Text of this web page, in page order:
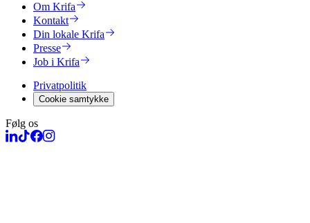
Om Krifa
Kontakt
Din lokale Krifa
Presse
Job i Krifa
Privatpolitik
Cookie samtykke
Følg os